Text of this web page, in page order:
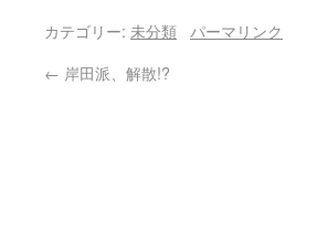
カテゴリー: 未分類
パーマリンク
← 岸田派、解散!?